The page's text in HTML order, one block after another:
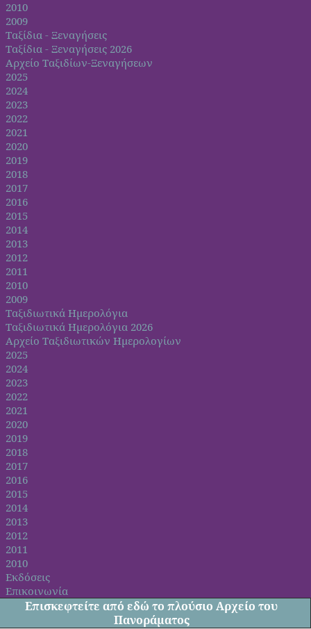
2010
2009
Ταξίδια - Ξεναγήσεις
Ταξίδια - Ξεναγήσεις 2026
Αρχείο Ταξιδίων-Ξεναγήσεων
2025
2024
2023
2022
2021
2020
2019
2018
2017
2016
2015
2014
2013
2012
2011
2010
2009
Ταξιδιωτικά Ημερολόγια
Ταξιδιωτικά Ημερολόγια 2026
Αρχείο Ταξιδιωτικών Ημερολογίων
2025
2024
2023
2022
2021
2020
2019
2018
2017
2016
2015
2014
2013
2012
2011
2010
Εκδόσεις
Επικοινωνία
Επισκεφτείτε από εδώ το πλούσιο Αρχείο του
Πανοράματος